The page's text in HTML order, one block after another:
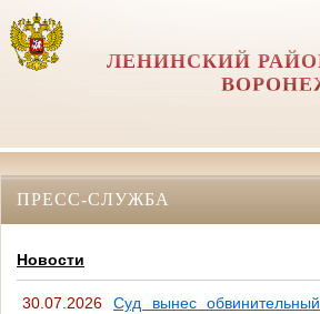
ЛЕНИНСКИЙ
ПРЕСС-СЛУЖБА
Новости
30.07.2026
Суд вынес